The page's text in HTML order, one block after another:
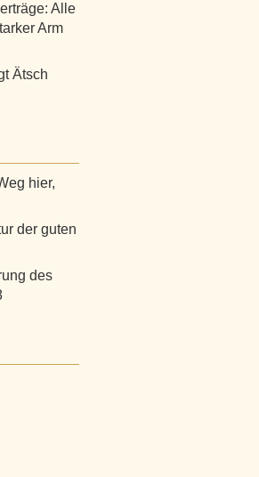
Alle
Arm
Ätsch
hier,
der guten
des